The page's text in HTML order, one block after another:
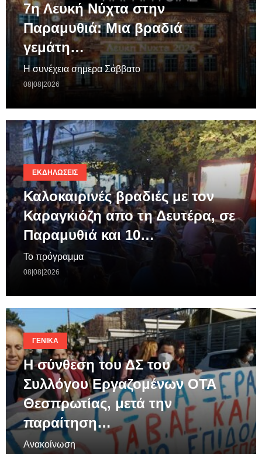
7η Λευκή Νύχτα στην
Παραμυθιά: Μια βραδιά
γεμάτη…
Η συνέχεια σημερα Σάββατο
08|08|2026
ΕΚΔΗΛΏΣΕΙΣ
Καλοκαιρινές βραδιές με τον
Καραγκιόζη απο τη Δευτέρα, σε
Παραμυθιά και 10…
Το πρόγραμμα
08|08|2026
ΓΕΝΙΚΆ
Η σύνθεση του ΔΣ του
Συλλόγου Εργαζομένων ΟΤΑ
Θεσπρωτίας, μετά την
παραίτηση…
Ανακοίνωση